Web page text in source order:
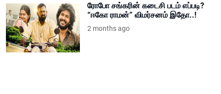
ரோபோ சங்கரின் கடைசி படம் எப்படி?
“ஈகோ ராமன்” விமர்சனம் இதோ..!
2 months ago